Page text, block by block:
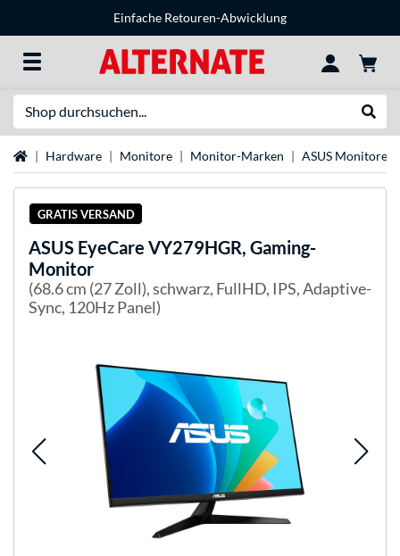
Einfache Retouren-Abwicklung
StartseiteHardware Monitore Monitor-Marken ASUS Monitore
GRATIS VERSAND
ASUS EyeCare VY279HGR, Gaming-
Monitor
(68.6 cm (27 Zoll), schwarz, FullHD, IPS, Adaptive-
Sync, 120Hz Panel)